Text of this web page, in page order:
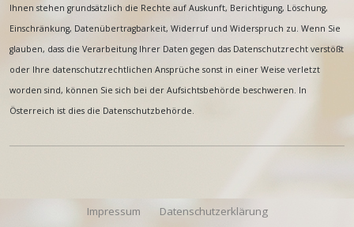
Ihnen stehen grundsätzlich die Rechte auf Auskunft, Berichtigung, Löschung,
Einschränkung, Datenübertragbarkeit, Widerruf und Widerspruch zu. Wenn Sie
glauben, dass die Verarbeitung Ihrer Daten gegen das Datenschutzrecht verstößt
oder Ihre datenschutzrechtlichen Ansprüche sonst in einer Weise verletzt
worden sind, können Sie sich bei der Aufsichtsbehörde beschweren. In
Österreich ist dies die Datenschutzbehörde.
Impressum
Datenschutzerklärung